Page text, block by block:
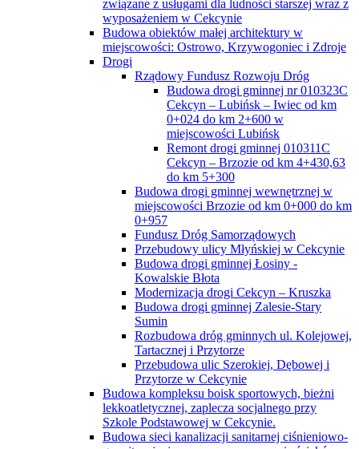
związane z usługami dla ludności starszej wraz z
wyposażeniem w Cekcynie
Budowa obiektów małej architektury w
miejscowości: Ostrowo, Krzywogoniec i Zdroje
Drogi
Rządowy Fundusz Rozwoju Dróg
Budowa drogi gminnej nr 010323C
Cekcyn – Lubińsk – Iwiec od km
0+024 do km 2+600 w
miejscowości Lubińsk
Remont drogi gminnej 010311C
Cekcyn – Brzozie od km 4+430,63
do km 5+300
Budowa drogi gminnej wewnętrznej w
miejscowości Brzozie od km 0+000 do km
0+957
Fundusz Dróg Samorządowych
Przebudowy ulicy Młyńskiej w Cekcynie
Budowa drogi gminnej Łosiny -
Kowalskie Błota
Modernizacja drogi Cekcyn – Kruszka
Budowa drogi gminnej Zalesie-Stary
Sumin
Rozbudowa dróg gminnych ul. Kolejowej,
Tartacznej i Przytorze
Przebudowa ulic Szerokiej, Dębowej i
Przytorze w Cekcynie
Budowa kompleksu boisk sportowych, bieżni
lekkoatletycznej, zaplecza socjalnego przy
Szkole Podstawowej w Cekcynie.
Budowa sieci kanalizacji sanitarnej ciśnieniowo-